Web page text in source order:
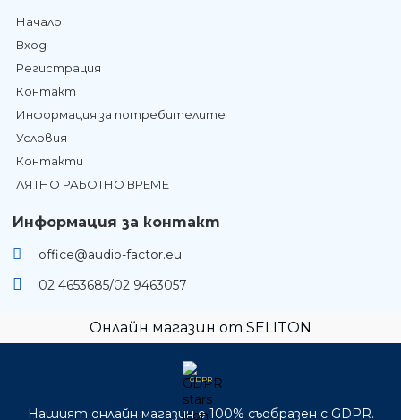
Начало
Вход
Регистрация
Контакт
Информация за потребителите
Условия
Контакти
ЛЯТНО РАБОТНО ВРЕМЕ
Информация за контакт
office@audio-factor.eu
02 4653685/02 9463057
Онлайн магазин от SELITON
GDPR
Нашият онлайн магазин е 100% съобразен с GDPR.